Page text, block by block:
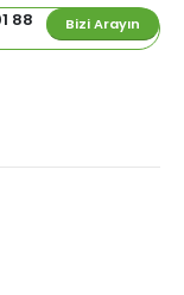
88 Bizi Arayın